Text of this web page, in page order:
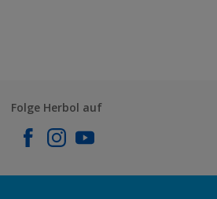
Folge Herbol auf